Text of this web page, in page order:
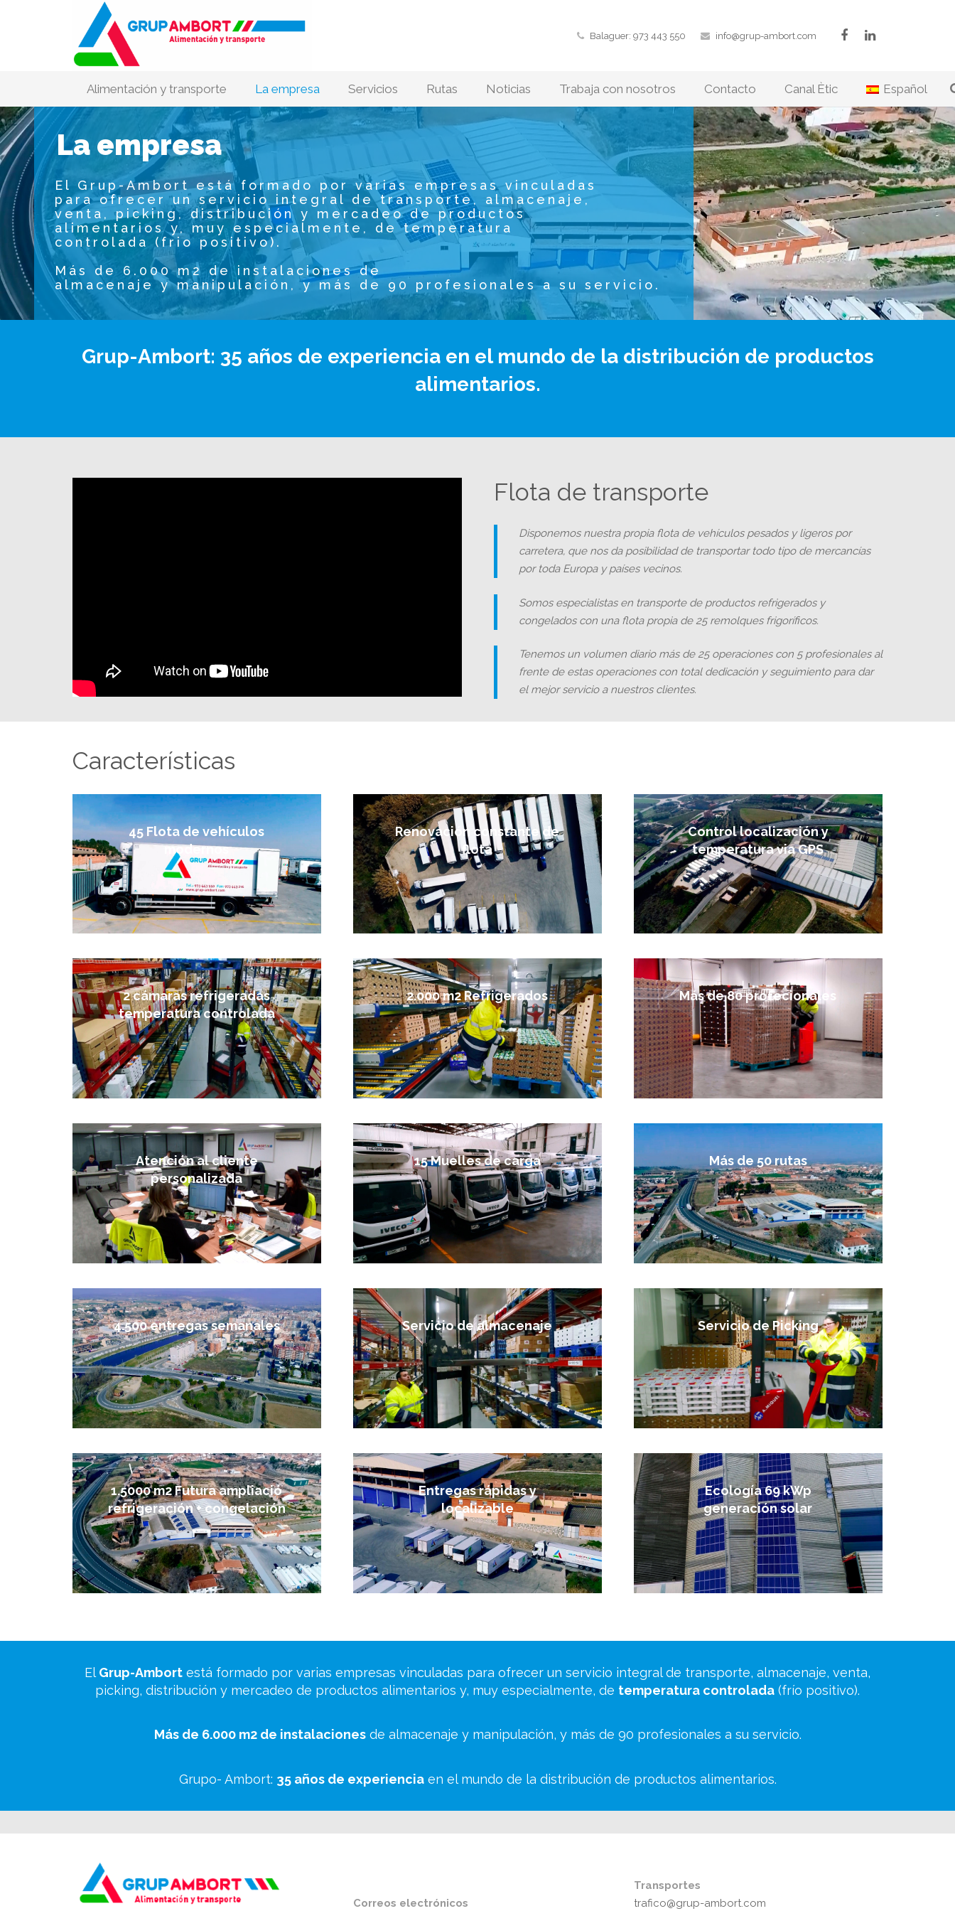
Balaguer: 973 443 550 info@grup-ambort.com
Alimentación y transporte La empresa Servicios Rutas Noticias Trabaja con nosotros Contacto Canal Ètic Español
La empresa
El Grup-Ambort está formado por varias empresas vinculadas
para ofrecer un servicio integral de transporte, almacenaje,
venta, picking, distribución y mercadeo de productos
alimentarios y, muy especialmente, de temperatura
controlada (frio positivo).
Más de 6.000 m2 de instalaciones de
almacenaje y manipulación, y más de 90 profesionales a su servicio.
Grup-Ambort: 35 años de experiencia en el mundo de la distribución de productos
alimentarios.
Flota de transporte
Disponemos nuestra propia flota de vehículos pesados y ligeros por
carretera, que nos da posibilidad de transportar todo tipo de mercancías
por toda Europa y países vecinos.
Somos especialistas en transporte de productos refrigerados y
congelados con una flota propia de 25 remolques frigoríficos.
Tenemos un volumen diario más de 25 operaciones con 5 profesionales al
frente de estas operaciones con total dedicación y seguimiento para dar
el mejor servicio a nuestros clientes.
Características
45 Flota de vehículos
modernos
Renovación constante de
flota
Control localización y
temperatura via GPS
2 cámaras refrigeradas
temperatura controlada
2.000 m2 Refrigerados Más de 80 profecionales
Atención al cliente
personalizada
15 Muelles de carga Más de 50 rutas
4.500 entregas semanales Servicio de almacenaje Servicio de Picking
1.5000 m2 Futura ampliació
refrigeración + congelación
Entregas rápidas y
localizable
Ecología 69 kWp
generación solar
El Grup-Ambort está formado por varias empresas vinculadas para ofrecer un servicio integral de transporte, almacenaje, venta,
picking, distribución y mercadeo de productos alimentarios y, muy especialmente, de temperatura controlada (frío positivo).
Más de 6.000 m2 de instalacionesde almacenaje y manipulación, y más de 90 profesionales a su servicio.
Grupo- Ambort: 35 años de experienciaen el mundo de la distribución de productos alimentarios.
Correos electrónicos
Transportes
trafico@grup-ambort.com